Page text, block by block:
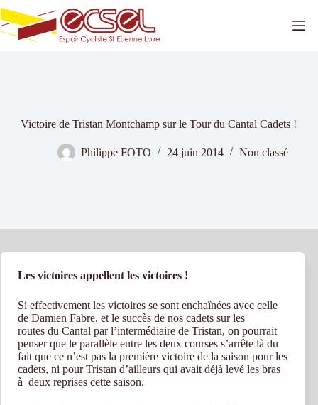
Passer
au
contenu
Victoire de Tristan Montchamp sur le Tour du Cantal Cadets !
Philippe FOTO 24 juin 2014 Non classé
Les victoires appellent les victoires !
Si effectivement les victoires se sont enchaînées avec celle
de Damien Fabre, et le succès de nos cadets sur les
routes du Cantal par l’intermédiaire de Tristan, on pourrait
penser que le parallèle entre les deux courses s’arrête là du
fait que ce n’est pas la première victoire de la saison pour les
cadets, ni pour Tristan d’ailleurs qui avait déjà levé les bras
à deux reprises cette saison.